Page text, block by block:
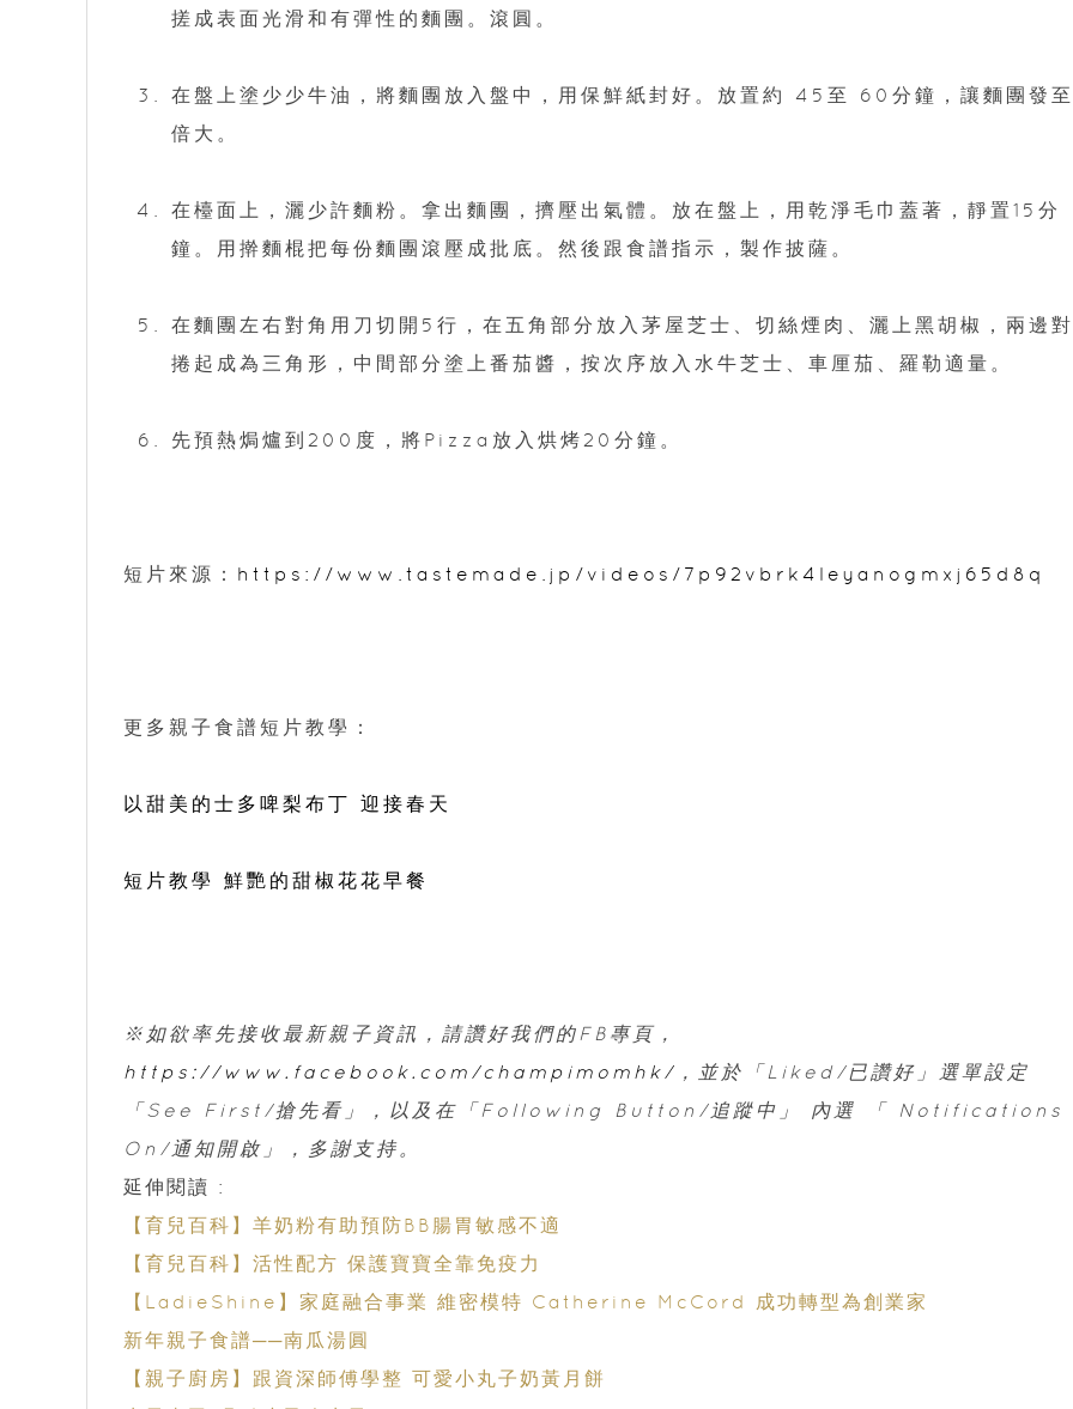
搓成表面光滑和有彈性的麵團。滾圓。
在盤上塗少少牛油，將麵團放入盤中，用保鮮紙封好。放置約 45至 60分鐘，讓麵團發
倍大。
在檯面上，灑少許麵粉。拿出麵團，擠壓出氣體。放在盤上，用乾淨毛巾蓋著，靜置15分
鐘。用擀麵棍把每份麵團滾壓成批底。然後跟食譜指示，製作披薩。
在麵團左右對角用刀切開5行，在五角部分放入茅屋芝士、切絲煙肉、灑上黑胡椒，兩邊
捲起成為三角形，中間部分塗上番茄醬，按次序放入水牛芝士、車厘茄、羅勒適量。
先預熱焗爐到200度，將Pizza放入烘烤20分鐘。
短片來源： https://www.tastemade.jp/videos/7p92vbrk4leyanogmxj65d8q
更多親子食譜短片教學：
以甜美的士多啤梨布丁 迎接春天
短片教學 鮮艷的甜椒花花早餐
※如欲率先接收最新親子資訊，請讚好我們的FB專頁，
https://www.facebook.com/champimomhk/ ，並於「Liked/已讚好」選單設定
「See First/搶先看」，以及在「Following Button/追蹤中」 內選 「 Notifications
On/通知開啟」，多謝支持。
延伸閱讀 :
【育兒百科】羊奶粉有助預防BB腸胃敏感不適
【育兒百科】活性配方 保護寶寶全靠免疫力
【LadieShine】家庭融合事業 維密模特 Catherine McCord 成功轉型為創業家
新年親子食譜──南瓜湯圓
【親子廚房】跟資深師傅學整 可愛小丸子奶黃月餅